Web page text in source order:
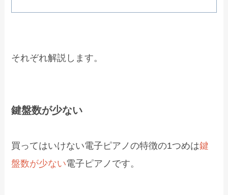
それぞれ解説します。
鍵盤数が少ない
買ってはいけない電子ピアノの特徴の1つめは鍵
盤数が少ない電子ピアノです。